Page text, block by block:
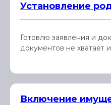
Установление
Готовлю заявления и
документов не хватает
Включение